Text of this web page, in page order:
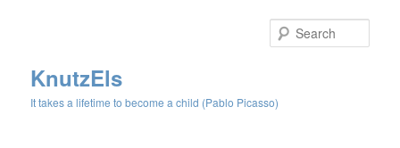
KnutzEls
It takes a lifetime to become a child (Pablo Picasso)